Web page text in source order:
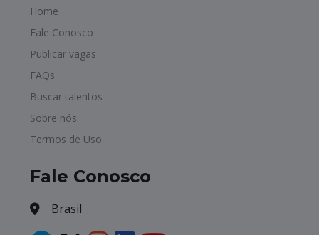
Home
Fale Conosco
Publicar vagas
FAQs
Buscar talentos
Sobre nós
Termos de Uso
Fale Conosco
Brasil